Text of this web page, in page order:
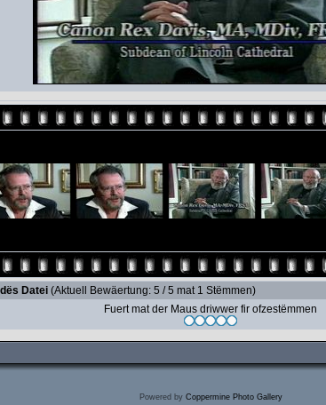
Datei (Aktuell Bewäertung: 5 / 5 mat 1 Stëmmen)
Fuert mat der Maus driwwer fir ofzestëmmen
Powered by Coppermine Photo Gallery